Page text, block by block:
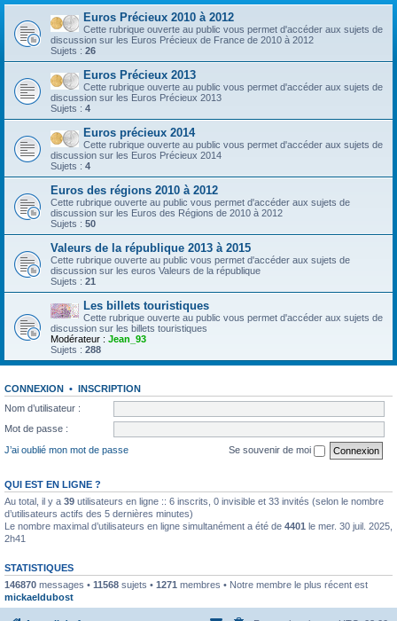
Euros Précieux 2010 à 2012
Cette rubrique ouverte au public vous permet d'accéder aux sujets de
discussion sur les Euros Précieux de France de 2010 à 2012
Sujets : 26
Euros Précieux 2013
Cette rubrique ouverte au public vous permet d'accéder aux sujets de
discussion sur les Euros Précieux 2013
Sujets : 4
Euros précieux 2014
Cette rubrique ouverte au public vous permet d'accéder aux sujets de
discussion sur les Euros Précieux 2014
Sujets : 4
Euros des régions 2010 à 2012
Cette rubrique ouverte au public vous permet d'accéder aux sujets de
discussion sur les Euros des Régions de 2010 à 2012
Sujets : 50
Valeurs de la république 2013 à 2015
Cette rubrique ouverte au public vous permet d'accéder aux sujets de
discussion sur les euros Valeurs de la république
Sujets : 21
Les billets touristiques
Cette rubrique ouverte au public vous permet d'accéder aux sujets de
discussion sur les billets touristiques
Modérateur : Jean_93
Sujets : 288
CONNEXION • INSCRIPTION
Nom d’utilisateur :
Mot de passe :
J’ai oublié mon mot de passe
Se souvenir de moi
QUI EST EN LIGNE ?
Au total, il y a 39 utilisateurs en ligne :: 6 inscrits, 0 invisible et 33 invités (selon le nombre
d’utilisateurs actifs des 5 dernières minutes)
Le nombre maximal d’utilisateurs en ligne simultanément a été de 4401 le mer. 30 juil. 2025,
2h41
STATISTIQUES
146870 messages • 11568 sujets • 1271 membres • Notre membre le plus récent est
mickaeldubost